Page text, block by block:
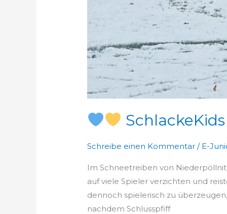
Schreibe einen Kommentar / E-
Im Schneetreiben von
auf viele Spieler verzichten und
dennoch spielerisch zu
nachdem Schlusspfiff